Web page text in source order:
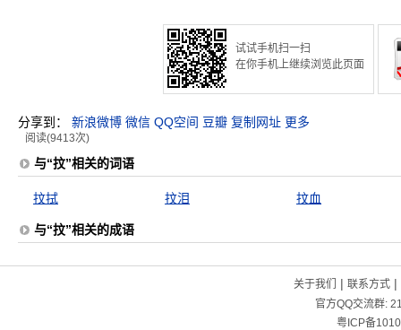
试试手机扫一扫
在你手机上继续浏览此页面
分享到： 新浪微博 微信 QQ空间 豆瓣 复制网址 更多
阅读(9413次)
与“抆”相关的词语
抆拭 抆泪 抆血
与“抆”相关的成语
关于我们 | 联系方式|
官方QQ交流群:
粤ICP备